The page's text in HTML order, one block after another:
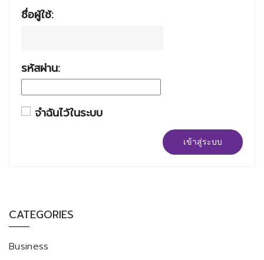
ชื่อผู้ใช้:
รหัสผ่าน:
จำฉันไว้ในระบบ
เข้าสู่ระบบ
CATEGORIES
Business